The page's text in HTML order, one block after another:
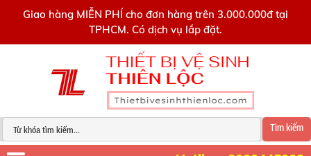
Giao hàng MIỄN PHÍ cho đơn hàng trên 3.000.000đ tại
TPHCM. Có dịch vụ lắp đặt.
Tìm kiếm
0909445903